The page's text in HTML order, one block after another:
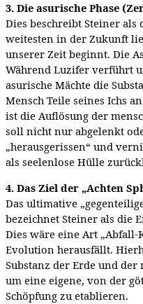
3. Die asurische Phase
Dies beschreibt Steiner als
weitesten in der Zukunft
unserer Zeit beginnt. Die
Während Luzifer verführt
asurische Mächte die
Mensch Teile seines Ichs
ist die Auflösung der
soll nicht nur abgelenkt
„herausgerissen“ und
als seelenlose Hülle
4. Das Ziel der „Achten
Das ultimative
bezeichnet Steiner als die
Dies wäre eine Art „Abfall-
Evolution herausfällt.
Substanz der Erde und
um eine eigene, von der
Schöpfung zu etablieren.